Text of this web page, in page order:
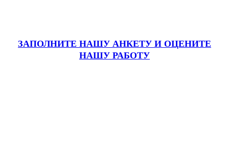
ЗАПОЛНИТЕ НАШУ АНКЕТУ И ОЦЕНИТЕ
НАШУ РАБОТУ